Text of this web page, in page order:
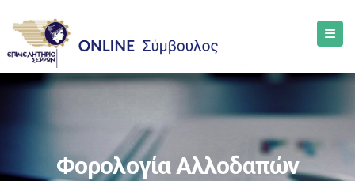
Φορολογία Αλλοδαπών